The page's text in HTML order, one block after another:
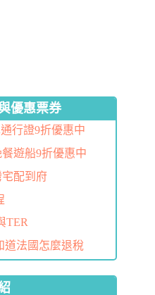
優惠票券
行證9折優惠中
遊船9折優惠中
宅配到府
TER
道法國怎麼退稅